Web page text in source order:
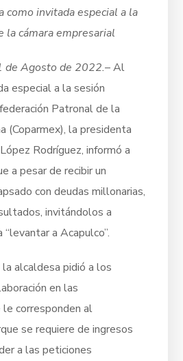
como invitada especial a la
la cámara empresarial
de Agosto de 2022.– Al
especial a la sesión
Patronal de la
(Coparmex), la presidenta
Rodríguez, informó a
a pesar de recibir un
con deudas millonarias,
invitándolos a
“levantar a Acapulco”.
la alcaldesa pidió a los
en las
le corresponden al
se requiere de ingresos
a las peticiones